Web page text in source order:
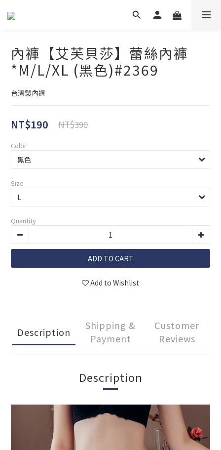
內褲【艾芙貝莎】蕾絲內褲
*M/L/XL (黑色)#2369
台灣製內褲
NT$190 NT$390
Color
Size
Quantity
ADD TO CART
Add to Wishlist
Description
Shipping &
Payment
Customer
Reviews
Description